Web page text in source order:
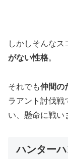
しかしそんなス
がない性格。
それでも仲間の
ラアント討伐戦
い、懸命に戦い
ハンター